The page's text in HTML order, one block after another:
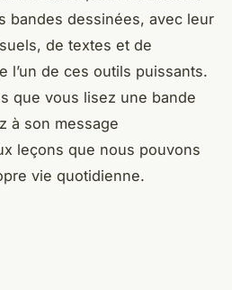
bandes dessinées, avec leur
de textes et de
l’un de ces outils puissants.
que vous lisez une bande
à son message
leçons que nous pouvons
vie quotidienne.